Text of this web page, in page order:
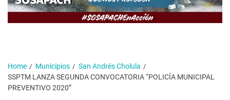
Home Municipios
San Andrés Cholula
SSPTM LANZA SEGUNDA CONVOCATORIA “POLICÍA MUNICIPAL
PREVENTIVO 2020”